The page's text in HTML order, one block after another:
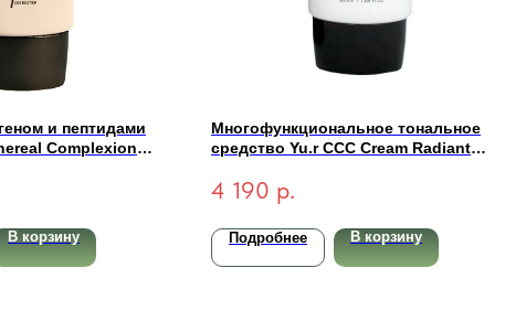
и пептидами
Complexion
В корзину
Многофункциональное тональное
средство Yu.r CCC Cream Radiant
натуральный) 50 мл
4 190 р.
Подробнее В корзину